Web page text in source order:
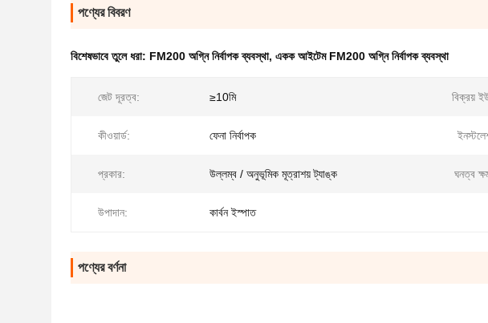
পণ্যের বিবরণ
বিশেষভাবে তুলে ধরা: FM200 অগ্নি নির্বাপক ব্যবস্থা, একক আইটেম FM200 অগ্নি নির্বাপক ব্যবস্থা
জেট দূরত্ব: ≥10মি বিক্রয়
কীওয়ার্ড: ফেনা নির্বাপক
প্রকার: উল্লম্ব / অনুভূমিক মূত্রাশয় ট্যাঙ্ক ঘনত্ব
উপাদান: কার্বন ইস্পাত
পণ্যের বর্ণনা